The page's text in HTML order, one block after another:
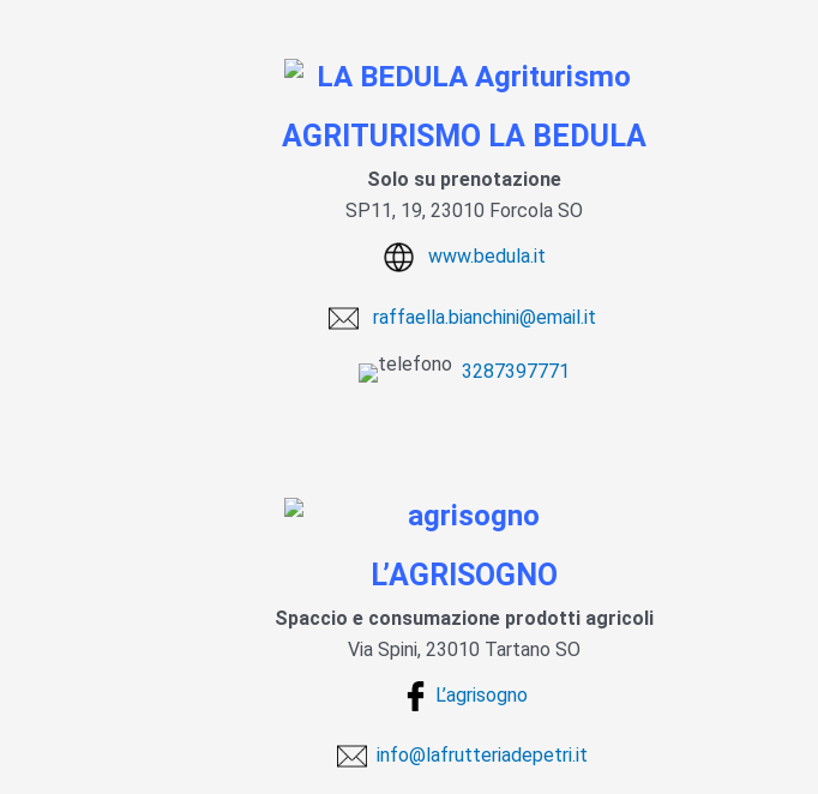
AGRITURISMO LA BEDULA
Solo su prenotazione
SP11, 19, 23010 Forcola SO
www.bedula.it
raffaella.bianchini@email.it
3287397771
L’AGRISOGNO
Spaccio e consumazione prodotti agricoli
Via Spini, 23010 Tartano SO
L’agrisogno
info@lafrutteriadepetri.it